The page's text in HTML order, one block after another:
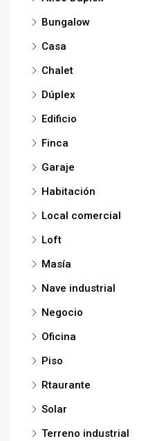
Bungalow
Casa
Chalet
Dúplex
Edificio
Finca
Garaje
Habitación
Local comercial
Loft
Masía
Nave industrial
Negocio
Oficina
Piso
Rtaurante
Solar
Terreno industrial